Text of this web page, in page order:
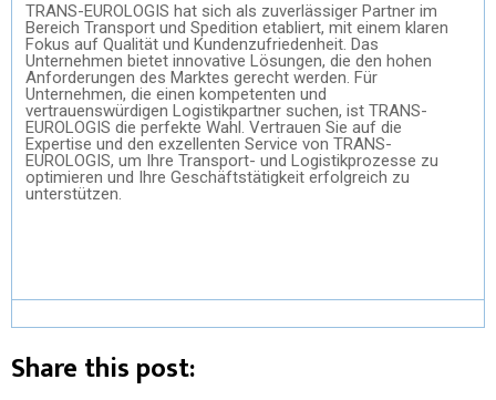
TRANS-EUROLOGIS hat sich als zuverlässiger Partner im
Bereich Transport und Spedition etabliert, mit einem klaren
Fokus auf Qualität und Kundenzufriedenheit. Das
Unternehmen bietet innovative Lösungen, die den hohen
Anforderungen des Marktes gerecht werden. Für
Unternehmen, die einen kompetenten und
vertrauenswürdigen Logistikpartner suchen, ist TRANS-
EUROLOGIS die perfekte Wahl. Vertrauen Sie auf die
Expertise und den exzellenten Service von TRANS-
EUROLOGIS, um Ihre Transport- und Logistikprozesse zu
optimieren und Ihre Geschäftstätigkeit erfolgreich zu
unterstützen.
Share this post: